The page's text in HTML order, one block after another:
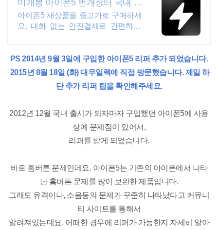
미개봉 아이폰5 번개장터 국내 최
대 브랜드 중고거래
아이폰5 새상품을 중고가로 구매하세
요. 대화 없는 안전결제로 간편하게!
업로드
PS 2014년 9월 3일에 구입한 아이폰5 리퍼 추가 되었습니다.
2015년 8월 18일 (화) 대우일렉에 직접 방문했습니다. 제일 하
단 추가 리퍼 팁을 확인해주세요.
2012년 12월 국내 출시가 되자마자 구입했던 아이폰5에 사용
상에 문제점이 있어서,
리퍼를 받게 되었습니다.
바로 홈버튼 문제인데요. 아이폰5는 기존의 아이폰에서 나타
난 홈버튼 문제를 많이 보완한 제품입니다.
그래도 유격이나, 소음등의 문제가 꾸준히 나타났다고 커뮤니
티 사이트를 통해서
알려져있는데요. 어떠한 경우에 리퍼가 가능한지 자세히 알아